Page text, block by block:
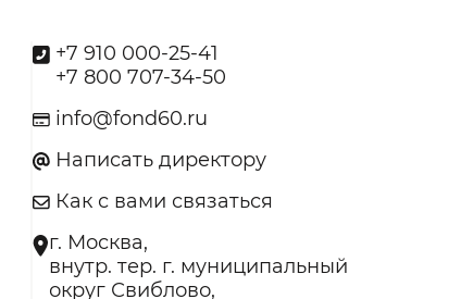
+7 910 000-25-41
+7 800 707-34-50
info@fond60.ru
Написать директору
Как с вами связаться
г. Москва,
внутр. тер. г. муниципальный
округ Свиблово,